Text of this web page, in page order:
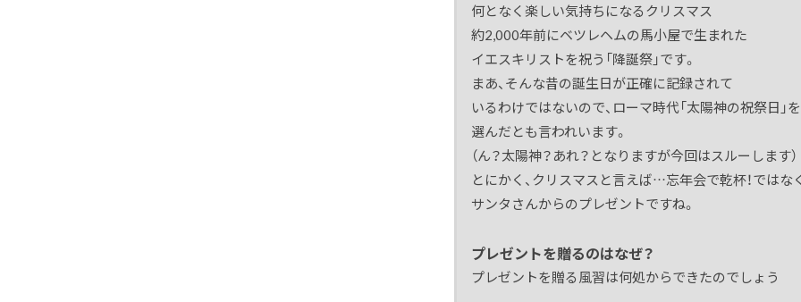
何となく楽しい気持ちになるクリスマス
約2,000年前にベツレヘムの馬小屋で生まれた
イエスキリストを祝う「降誕祭」です。
まあ、そんな昔の誕生日が正確に記録されて
いるわけではないので、ローマ時代「太陽神の祝祭日」を
選んだとも言われいます。
（ん？太陽神？あれ？となりますが今回はスルーします）
とにかく、クリスマスと言えば…忘年会で乾杯！ではな
サンタさんからのプレゼントですね。
プレゼントを贈るのはなぜ？
プレゼントを贈る風習は何処からできたのでしょう